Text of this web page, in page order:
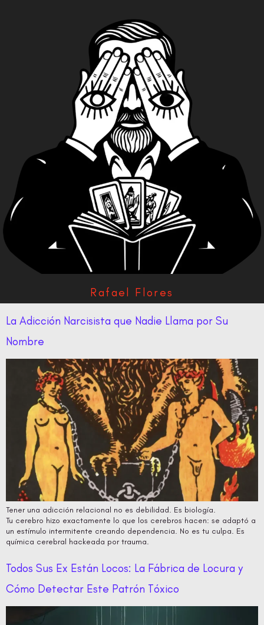
Rafael Flores
La Adicción Narcisista que Nadie Llama por Su
Nombre
Tener una adicción relacional no es debilidad. Es biología.
Tu cerebro hizo exactamente lo que los cerebros hacen: se adaptó a
un estímulo intermitente creando dependencia. No es tu culpa. Es
química cerebral hackeada por trauma.
Todos Sus Ex Están Locos: La Fábrica de Locura y
Cómo Detectar Este Patrón Tóxico